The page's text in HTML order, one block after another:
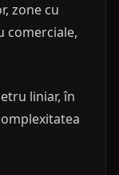
zone cu
comerciale,
liniar, în